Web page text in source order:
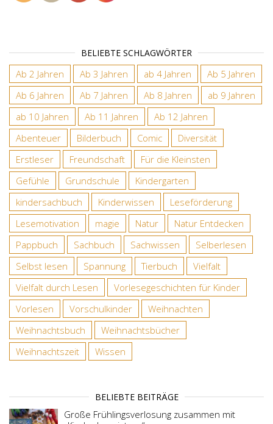
BELIEBTE SCHLAGWÖRTER
Ab 2 Jahren Ab 3 Jahren ab 4 Jahren
Ab 5 Jahren
Ab 6 Jahren
Ab 7 Jahren Ab 8 Jahren
ab 9 Jahren
ab 10 Jahren
Ab 11 Jahren
Ab 12 Jahren
Abenteuer
Bilderbuch Comic
Diversität
Erstleser
Freundschaft
Für die Kleinsten
Gefühle
Grundschule
Kindergarten
kindersachbuch
Kinderwissen
Leseförderung
Lesemotivation
magie Natur
Natur Entdecken
Pappbuch
Sachbuch Sachwissen
Selberlesen
Selbst lesen
Spannung Tierbuch
Vielfalt
Vielfalt durch Lesen
Vorlesegeschichten für Kinder
Vorlesen
Vorschulkinder
Weihnachten
Weihnachtsbuch
Weihnachtsbücher
Weihnachtszeit
Wissen
BELIEBTE BEITRÄGE
Große Frühlingsverlosung zusammen mit